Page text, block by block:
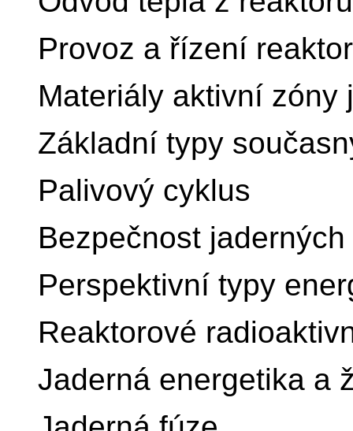
Provoz a řízení
Materiály aktivní zóny
Základní typy
Palivový cyklus
Bezpečnost
Perspektivní typy
Reaktorové
Jaderná energetika a